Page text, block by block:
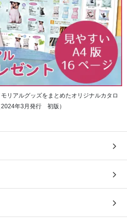
リアルグッズをまとめたオリジナルカタロ
年3月発行 初版）